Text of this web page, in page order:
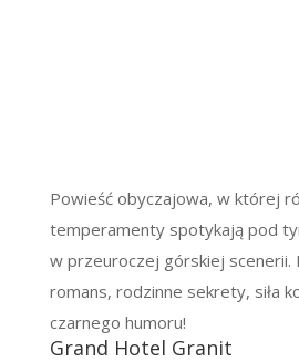
Powieść obyczajowa, w której
temperamenty spotykają pod
w przeuroczej górskiej scenerii.
romans, rodzinne sekrety, siła
czarnego humoru!
Grand Hotel Granit